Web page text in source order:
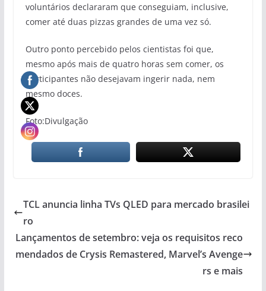
voluntários declararam que conseguiam, inclusive,
comer até duas pizzas grandes de uma vez só.
Outro ponto percebido pelos cientistas foi que,
mesmo após mais de quatro horas sem comer, os
participantes não desejavam ingerir nada, nem
mesmo doces.
Foto:Divulgação
TCL anuncia linha TVs QLED para mercado brasilei
ro
Lançamentos de setembro: veja os requisitos reco
mendados de Crysis Remastered, Marvel’s Avenge
rs e mais